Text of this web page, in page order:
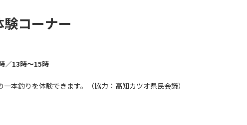
コーナー
／13時～15時
本釣りを体験できます。（協力：高知カツオ県民会議）